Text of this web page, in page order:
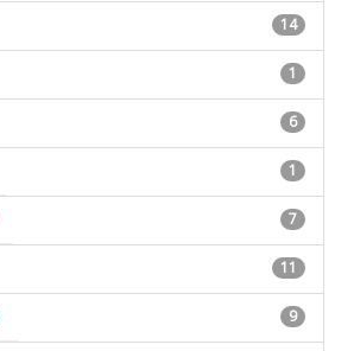
14
1
6
1
7
11
9